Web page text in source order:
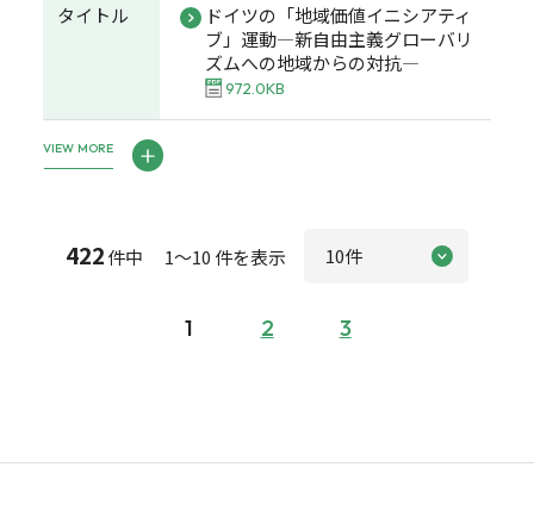
タイトル
ドイツの「地域価値イニシアティ
ブ」運動―新自由主義グローバリ
ズムへの地域からの対抗―
972.0KB
VIEW MORE
422件中 1～10 件を表示
1 2 3